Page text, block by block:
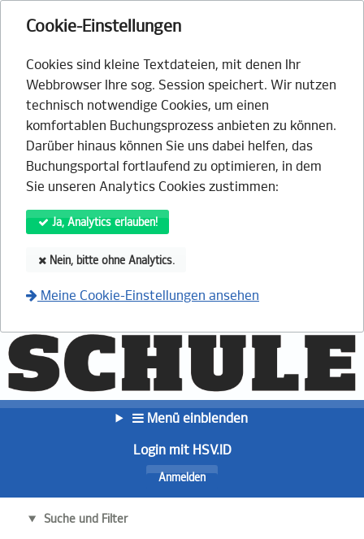
Cookie-Einstellungen
Cookies sind kleine Textdateien, mit denen Ihr
Webbrowser Ihre sog. Session speichert. Wir nutzen
technisch notwendige Cookies, um einen
komfortablen Buchungsprozess anbieten zu können.
Darüber hinaus können Sie uns dabei helfen, das
Buchungsportal fortlaufend zu optimieren, in dem
Sie unseren Analytics Cookies zustimmen:
Ja, Analytics erlauben!
Nein, bitte ohne Analytics.
Meine Cookie-Einstellungen ansehen
Menü einblenden
Login mit HSV.ID
Anmelden
Suche und Filter